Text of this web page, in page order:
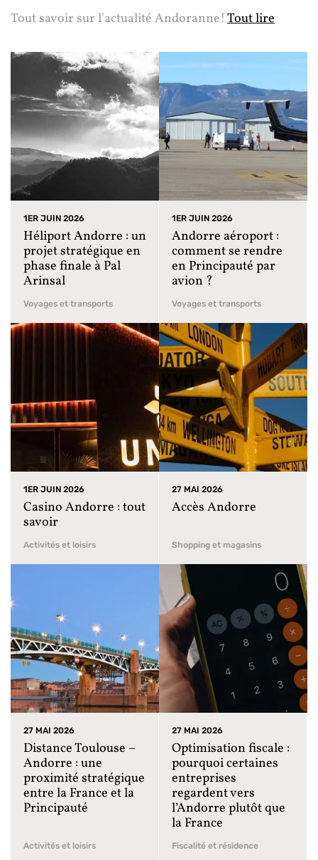
Tout savoir sur l'actualité Andoranne! Tout lire
1ER JUIN 2026
Héliport Andorre : un
projet stratégique en
phase finale à Pal
Arinsal
Voyages et transports
1ER JUIN 2026
Andorre aéroport :
comment se rendre
en Principauté par
avion ?
Voyages et transports
1ER JUIN 2026
Casino Andorre : tout
savoir
Activités et loisirs
27 MAI 2026
Accès Andorre
Shopping et magasins
27 MAI 2026
Distance Toulouse –
Andorre : une
proximité stratégique
entre la France et la
Principauté
Activités et loisirs
27 MAI 2026
Optimisation fiscale :
pourquoi certaines
entreprises
regardent vers
l’Andorre plutôt que
la France
Fiscalité et résidence